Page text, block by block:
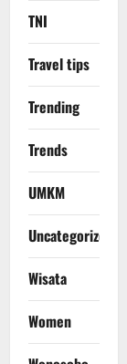
TNI
Travel tips
Trending
Trends
UMKM
Uncategorized
Wisata
Women